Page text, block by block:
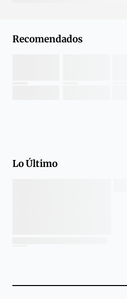
Recomendados
Lo Último